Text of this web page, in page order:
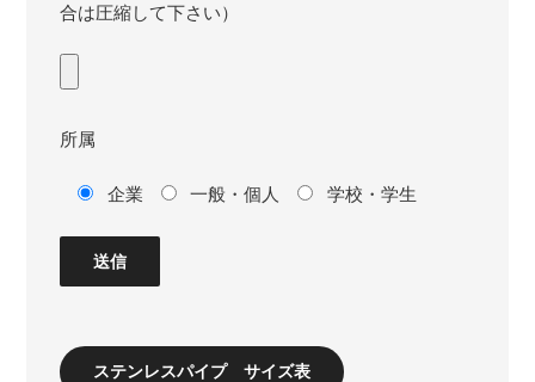
合は圧縮して下さい）
所属
企業 一般・個人 学校・学生
ステンレスパイプ サイズ表